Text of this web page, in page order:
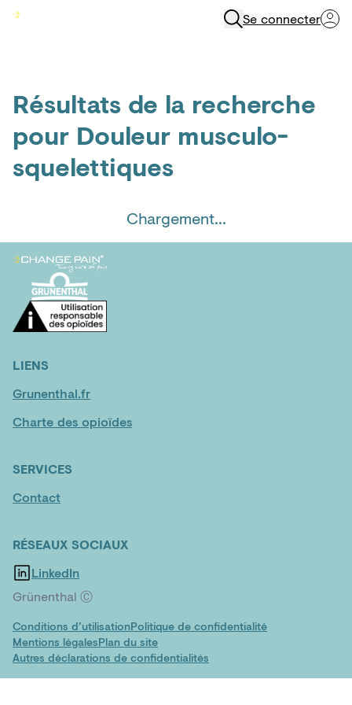
Se connecter
Résultats de la recherche
pour Douleur musculo-
squelettiques
Chargement...
LIENS
Grunenthal.fr
Charte des opioïdes
SERVICES
Contact
RÉSEAUX SOCIAUX
LinkedIn
Grünenthal Ⓒ
Conditions d’utilisationPolitique de confidentialité
Mentions légalesPlan du site
Autres déclarations de confidentialités